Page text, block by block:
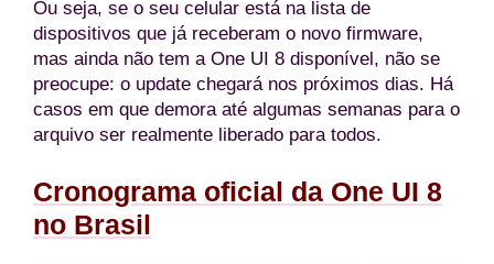
Ou seja, se o seu celular está na lista de
dispositivos que já receberam o novo firmware,
mas ainda não tem a One UI 8 disponível, não se
preocupe: o update chegará nos próximos dias. Há
casos em que demora até algumas semanas para o
arquivo ser realmente liberado para todos.
Cronograma oficial da One UI 8
no Brasil